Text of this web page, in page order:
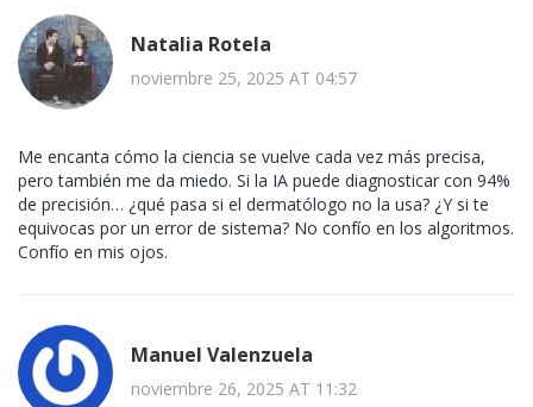
Natalia Rotela
noviembre 25, 2025 AT 04:57
Me encanta cómo la ciencia se vuelve cada vez más precisa,
pero también me da miedo. Si la IA puede diagnosticar con 94%
de precisión… ¿qué pasa si el dermatólogo no la usa? ¿Y si te
equivocas por un error de sistema? No confío en los algoritmos.
Confío en mis ojos.
Manuel Valenzuela
noviembre 26, 2025 AT 11:32